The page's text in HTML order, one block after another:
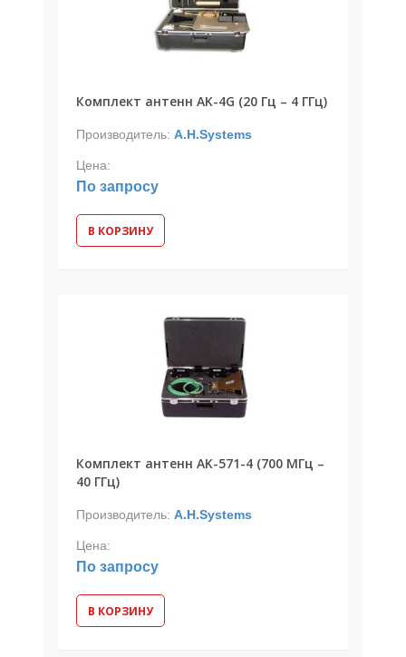
Комплект антенн AK-4G (20 Гц – 4 ГГц)
Производитель: A.H.Systems
Цена:
По запросу
В КОРЗИНУ
Комплект антенн AK-571-4 (700 МГц –
40 ГГц)
Производитель: A.H.Systems
Цена:
По запросу
В КОРЗИНУ